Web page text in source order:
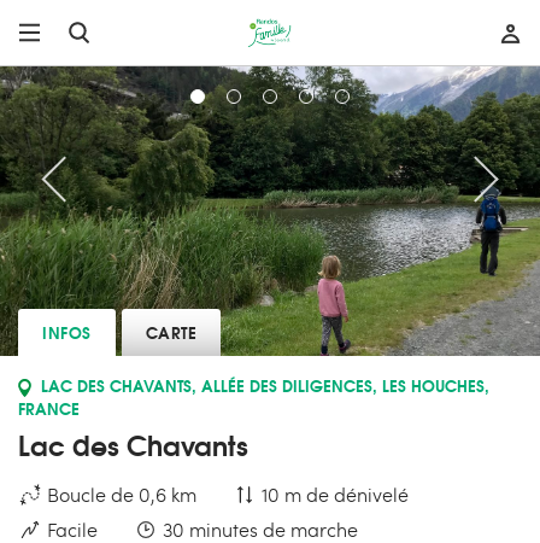
INFOS CARTE
LAC DES CHAVANTS, ALLÉE DES DILIGENCES, LES HOUCHES,
FRANCE
Lac des Chavants
Boucle de 0,6 km
10 m de dénivelé
Facile
30 minutes de marche